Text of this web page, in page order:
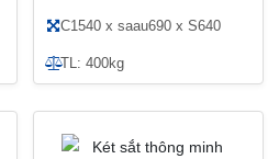
C1540 x saau690 x S640
TL: 400kg